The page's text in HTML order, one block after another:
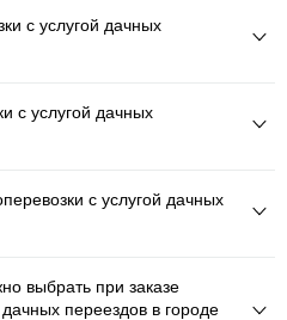
с услугой дачных
с услугой дачных
с услугой дачных
выбрать при заказе
дачных переездов в городе